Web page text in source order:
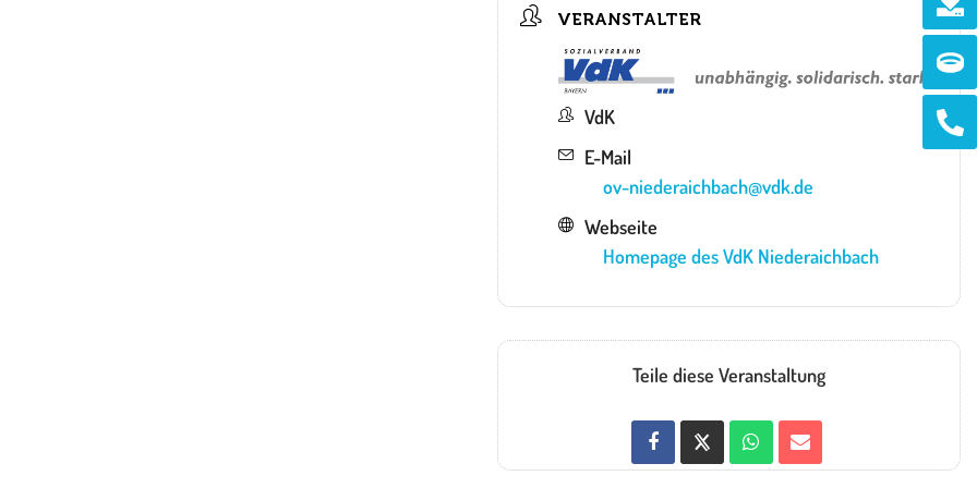
VERANSTALTER
VdK
E-Mail
ov-niederaichbach@vdk.de
Webseite
Homepage des VdK Niederaichbach
Teile diese Veranstaltung
alt